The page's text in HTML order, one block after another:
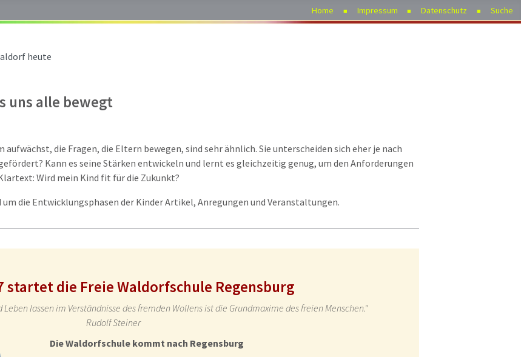
Home Impressum Datenschutz Suche
heute
uns alle bewegt
aufwächst, die Fragen, die Eltern bewegen, sind sehr ähnlich. Sie unterscheiden sich eher je nach
Kann es seine Stärken entwickeln und lernt es gleichzeitig genug, um den Anforderungen
Wird mein Kind fit für die Zukunkt?
die Entwicklungsphasen der Kinder Artikel, Anregungen und Veranstaltungen.
startet die Freie Waldorfschule Regensburg
lassen im Verständnisse des fremden Wollens ist die Grundmaxime des freien Menschen."
Rudolf Steiner
Die Waldorfschule kommt nach Regensburg